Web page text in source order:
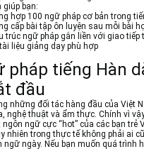
giúp bạn:
hợp 100 ngữ pháp cơ bản trong
cấp bài tập ôn luyện sau mỗi bài
trúc ngữ pháp gắn liền với giao tiếp
liệu giảng dạy phù hợp
pháp tiếng Hàn
đầu
những đối tác hàng đầu của Việt
nghệ thuật và ẩm thực. Chính vì
ngữ cực “hot” của các bạn trẻ
nhiên trong thực tế không phải ai
ngày. Nếu bạn muốn quá trình